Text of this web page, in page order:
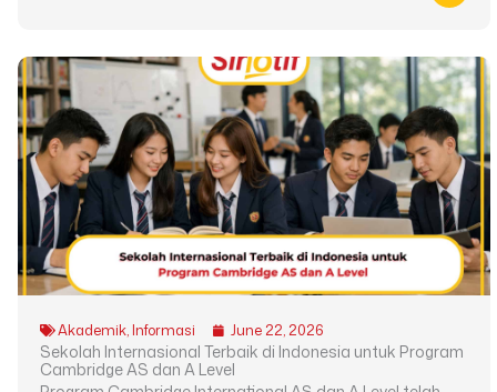
Akademik,Informasi June 22, 2026
Sekolah Internasional Terbaik di Indonesia untuk Program
Cambridge AS dan A Level